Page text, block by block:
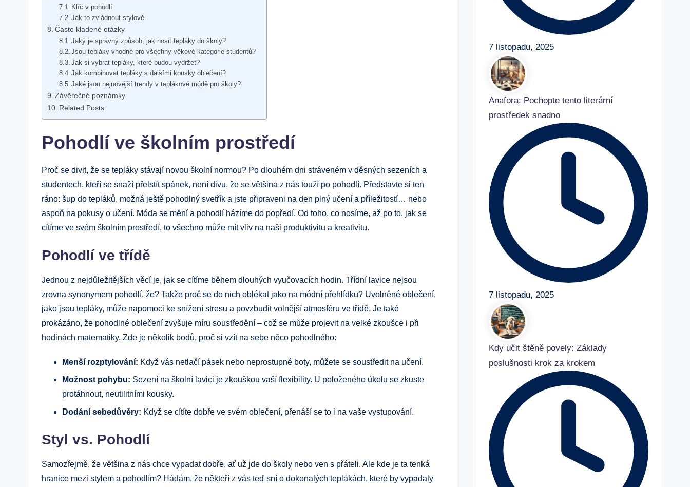
Klíč v pohodlí
Jak to zvládnout stylově
Často kladené otázky
Jaký je správný způsob, jak nosit tepláky do školy?
Jsou tepláky vhodné pro všechny věkové kategorie studentů?
Jak si vybrat tepláky, které budou vydržet?
Jak kombinovat tepláky s dalšími kousky oblečení?
Jaké jsou nejnovější trendy v teplákové módě pro školy?
Závěrečné poznámky
Related Posts:
Pohodlí ve školním prostředí
Proč se divit, že se tepláky stávají novou školní normou? Po dlouhém dni stráveném v děsných sezeních a
studentech, kteří se snaží přelstít spánek, není divu, že se většina z nás touží po pohodlí. Představte si ten
ráno: šup do tepláků, možná ještě pohodlný svetřík a jste připraveni na den plný učení a příležitostí… nebo
aspoň na pokusy o učení. Móda se mění a pohodlí házíme do popředí. Od toho, co nosíme, až po to, jak se
cítíme ve svém školním prostředí, to všechno může mít vliv na naši produktivitu a kreativitu.
Pohodlí ve třídě
Jednou z nejdůležitějších věcí je, jak se cítíme během dlouhých vyučovacích hodin. Třídní lavice nejsou
zrovna synonymem pohodlí, že? Takže proč se do nich oblékat jako na módní přehlídku? Uvolněné oblečení,
jako jsou tepláky, může napomoci ke snížení stresu a povzbudit volnější atmosféru ve třídě. Je také
prokázáno, že pohodlné oblečení zvyšuje míru soustředění – což se může projevit na velké zkoušce i při
hodinách matematiky. Zde je několik bodů, proč si vzít na sebe něco pohodlného:
Menší rozptylování: Když vás netlačí pásek nebo neprostupné boty, můžete se soustředit na učení.
Možnost pohybu: Sezení na školní lavici je zkouškou vaší flexibility. U položeného úkolu se zkuste
protáhnout, neutilitními kousky.
Dodání sebedůvěry: Když se cítíte dobře ve svém oblečení, přenáší se to i na vaše vystupování.
Styl vs. Pohodlí
Samozřejmě, že většina z nás chce vypadat dobře, ať už jde do školy nebo ven s přáteli. Ale kde je ta tenká
hranice mezi stylem a pohodlím? Hádám, že někteří z vás teď sní o dokonalých teplákách, které by vypadaly
7 listopadu, 2025
Anafora: Pochopte tento literární
prostředek snadno
7 listopadu, 2025
Kdy učit štěně povely: Základy
poslušnosti krok za krokem